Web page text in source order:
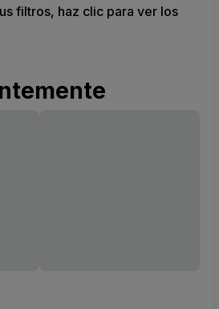
filtros, haz clic para ver los